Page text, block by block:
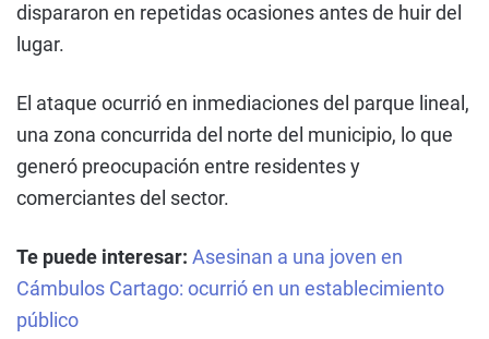
dispararon en repetidas ocasiones antes de huir del
lugar.
El ataque ocurrió en inmediaciones del parque lineal,
una zona concurrida del norte del municipio, lo que
generó preocupación entre residentes y
comerciantes del sector.
Te puede interesar: Asesinan a una joven en
Cámbulos Cartago: ocurrió en un establecimiento
público